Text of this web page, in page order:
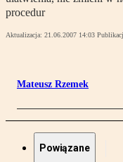
procedur
Aktualizacja: 21.06.2007 14:03
Mateusz Rzemek
Powiązane